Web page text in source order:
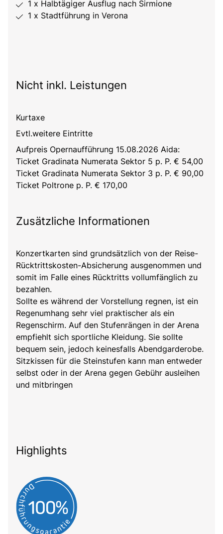
1 x Halbtägiger Ausflug nach Sirmione
1 x Stadtführung in Verona
Nicht inkl. Leistungen
Kurtaxe
Evtl.weitere Eintritte
Aufpreis Opernaufführung 15.08.2026 Aida:
Ticket Gradinata Numerata Sektor 5 p. P. € 54,00
Ticket Gradinata Numerata Sektor 3 p. P. € 90,00
Ticket Poltrone p. P. € 170,00
Zusätzliche Informationen
Konzertkarten sind grundsätzlich von der Reise-
Rücktrittskosten-Absicherung ausgenommen und
somit im Falle eines Rücktritts vollumfänglich zu
bezahlen.
Sollte es während der Vorstellung regnen, ist ein
Regenumhang sehr viel praktischer als ein
Regenschirm. Auf den Stufenrängen in der Arena
empfiehlt sich sportliche Kleidung. Sie sollte
bequem sein, jedoch keinesfalls Abendgarderobe.
Sitzkissen für die Steinstufen kann man entweder
selbst oder in der Arena gegen Gebühr ausleihen
und mitbringen
Highlights